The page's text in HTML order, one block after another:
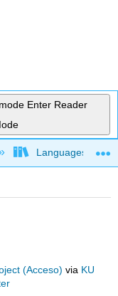
Enter Reader
Languages
(Acceso) via KU